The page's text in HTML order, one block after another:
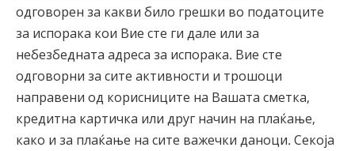
одговорен за какви било грешки во податоците
за испорака кои Вие сте ги дале или за
небезбедната адреса за испорака. Вие сте
одговорни за сите активности и трошоци
направени од корисниците на Вашата сметка,
кредитна картичка или друг начин на плаќање,
како и за плаќање на сите важечки даноци. Секоја